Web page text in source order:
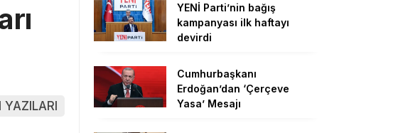
YENİ Parti’nin bağış
kampanyası ilk haftayı
devirdi
Cumhurbaşkanı
Erdoğan’dan ‘Çerçeve
Yasa’ Mesajı